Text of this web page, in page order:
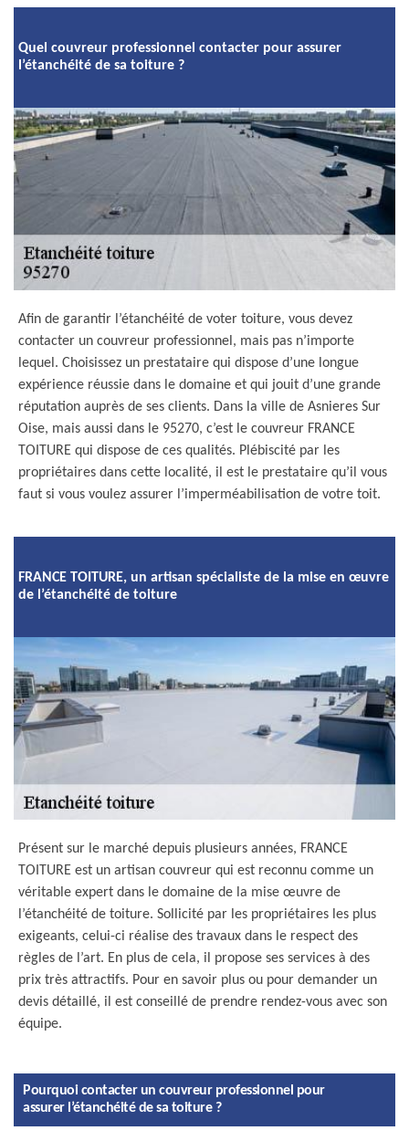
Quel couvreur professionnel contacter pour assurer
l’étanchéité de sa toiture ?
Afin de garantir l’étanchéité de voter toiture, vous devez
contacter un couvreur professionnel, mais pas n’importe
lequel. Choisissez un prestataire qui dispose d’une longue
expérience réussie dans le domaine et qui jouit d’une grande
réputation auprès de ses clients. Dans la ville de Asnieres Sur
Oise, mais aussi dans le 95270, c’est le couvreur FRANCE
TOITURE qui dispose de ces qualités. Plébiscité par les
propriétaires dans cette localité, il est le prestataire qu’il vous
faut si vous voulez assurer l’imperméabilisation de votre toit.
FRANCE TOITURE, un artisan spécialiste de la mise en œuvre
de l’étanchéité de toiture
Présent sur le marché depuis plusieurs années, FRANCE
TOITURE est un artisan couvreur qui est reconnu comme un
véritable expert dans le domaine de la mise œuvre de
l’étanchéité de toiture. Sollicité par les propriétaires les plus
exigeants, celui-ci réalise des travaux dans le respect des
règles de l’art. En plus de cela, il propose ses services à des
prix très attractifs. Pour en savoir plus ou pour demander un
devis détaillé, il est conseillé de prendre rendez-vous avec son
équipe.
Pourquoi contacter un couvreur professionnel pour
assurer l’étanchéité de sa toiture ?